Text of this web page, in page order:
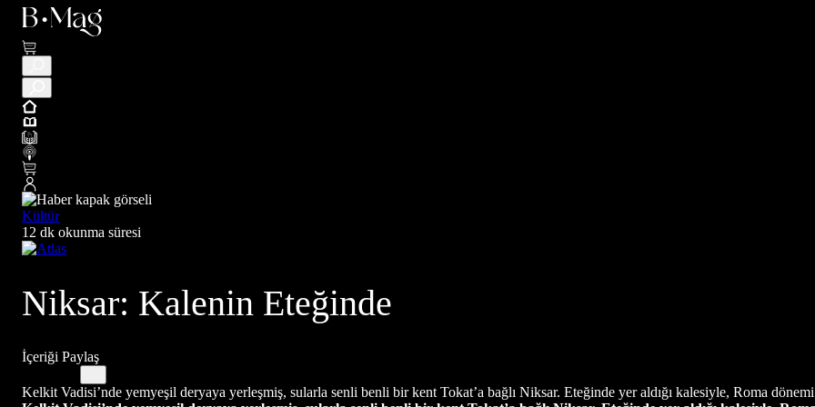
Kültür
12 dk okunma süresi
Niksar: Kalenin Eteğinde
İçeriği Paylaş
Kelkit Vadisi’nde yemyeşil deryaya yerleşmiş, sularla senli benli bir kent Tokat’a bağlı Niksar. Eteğinde yer aldığı kalesiyle, Roma